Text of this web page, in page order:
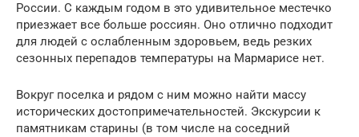
России. С каждым годом в это удивительное местечко
приезжает все больше россиян. Оно отлично подходит
для людей с ослабленным здоровьем, ведь резких
сезонных перепадов температуры на Мармарисе нет.
Вокруг поселка и рядом с ним можно найти массу
исторических достопримечательностей. Экскурсии к
памятникам старины (в том числе на соседний